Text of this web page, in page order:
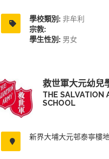
學校類別: 非牟利
宗教:
學生性別: 男女
救世軍大元幼兒
THE SALVATION
SCHOOL
新界大埔大元邨泰寧樓